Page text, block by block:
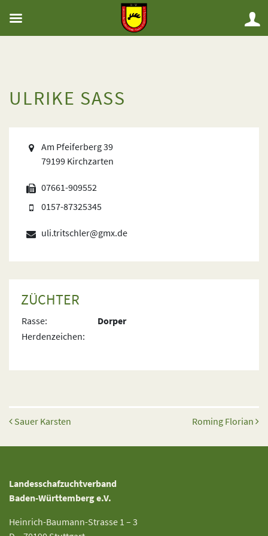
ULRIKE SASS
Am Pfeiferberg 39
79199 Kirchzarten
07661-909552
0157-87325345
uli.tritschler@gmx.de
ZÜCHTER
Rasse:
Dorper
Herdenzeichen:
Beitrags-Navigation
Sauer Karsten Roming Florian
Landesschafzuchtverband
Baden-Württemberg e.V.
Heinrich-Baumann-Strasse 1 – 3